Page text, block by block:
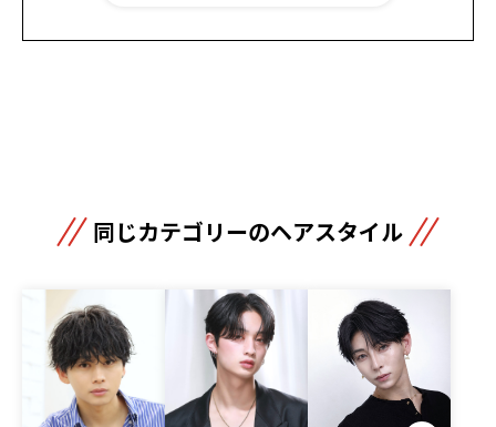
同じカテゴリーのヘアスタイル